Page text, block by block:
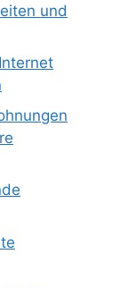
und